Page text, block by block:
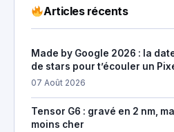
Articles récents
Made by Google 2026 : la
de stars pour t’écouler un
07 Août 2026
Tensor G6 : gravé en 2 nm,
moins cher